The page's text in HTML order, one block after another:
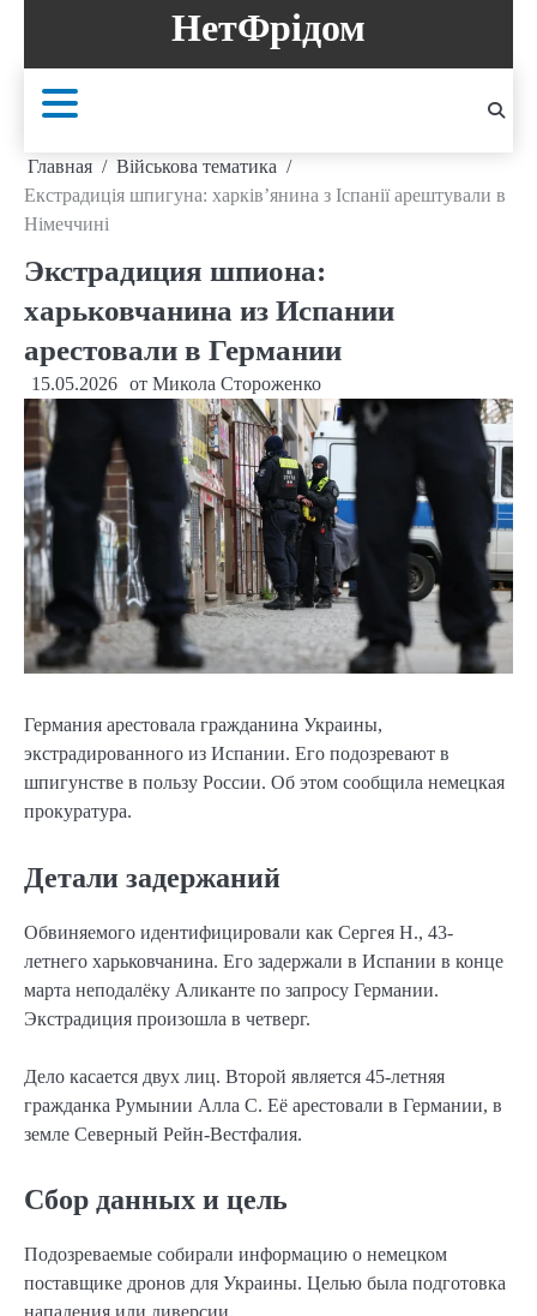
содержанию
НетФрідом
Главная
Військова тематика
Екстрадиція шпигуна: харків’янина з Іспанії арештували в
Німеччині
Экстрадиция шпиона:
харьковчанина из Испании
арестовали в Германии
15.05.2026 от Микола Стороженко
Германия арестовала гражданина Украины,
экстрадированного из Испании. Его подозревают в
шпигунстве в пользу России. Об этом сообщила немецкая
прокуратура.
Детали задержаний
Обвиняемого идентифицировали как Сергея Н., 43-
летнего харьковчанина. Его задержали в Испании в конце
марта неподалёку Аликанте по запросу Германии.
Экстрадиция произошла в четверг.
Дело касается двух лиц. Второй является 45-летняя
гражданка Румынии Алла С. Её арестовали в Германии, в
земле Северный Рейн-Вестфалия.
Сбор данных и цель
Подозреваемые собирали информацию о немецком
поставщике дронов для Украины. Целью была подготовка
нападения или диверсии.